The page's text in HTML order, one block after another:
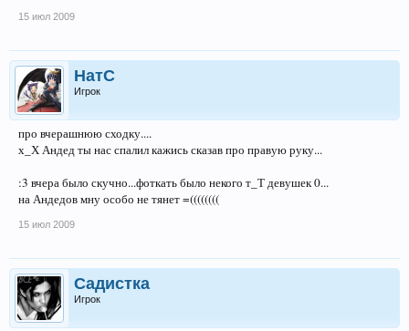
15 июл 2009
НатС
Игрок
про вчерашнюю сходку....
х_Х Андед ты нас спалил кажись сказав про правую руку...
:3 вчера было скучно...фоткать было некого т_Т девушек 0...
на Андедов мну особо не тянет =((((((((
15 июл 2009
Садистка
Игрок